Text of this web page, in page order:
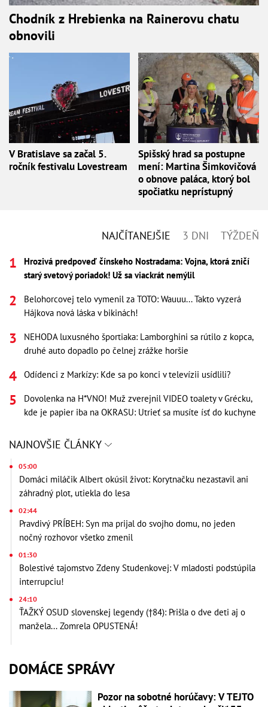
Chodník z Hrebienka na Rainerovu chatu
obnovili
V Bratislave sa začal 5.
ročník festivalu Lovestream
Spišský hrad sa postupne
mení: Martina Šimkovičová
o obnove paláca, ktorý bol
spočiatku neprístupný
NAJČÍTANEJŠIE 3 DNI TÝŽDEŇ
Hrozivá predpoveď čínskeho Nostradama: Vojna, ktorá zničí
starý svetový poriadok! Už sa viackrát nemýlil
Belohorcovej telo vymenil za TOTO: Wauuu... Takto vyzerá
Hájkova nová láska v bikinách!
NEHODA luxusného športiaka: Lamborghini sa rútilo z kopca,
druhé auto dopadlo po čelnej zrážke horšie
Odídenci z Markízy: Kde sa po konci v televízii usídlili?
Dovolenka na H*VNO! Muž zverejnil VIDEO toalety v Grécku,
kde je papier iba na OKRASU: Utrieť sa musíte ísť do kuchyne
NAJNOVŠIE ČLÁNKY
05:00
Domáci miláčik Albert okúsil život: Korytnačku nezastavil ani
záhradný plot, utiekla do lesa
02:44
Pravdivý PRÍBEH: Syn ma prijal do svojho domu, no jeden
nočný rozhovor všetko zmenil
01:30
Bolestivé tajomstvo Zdeny Studenkovej: V mladosti podstúpila
interrupciu!
24:10
ŤAŽKÝ OSUD slovenskej legendy (†84): Prišla o dve deti aj o
manžela... Zomrela OPUSTENÁ!
DOMÁCE SPRÁVY
Pozor na sobotné horúčavy: V TEJTO